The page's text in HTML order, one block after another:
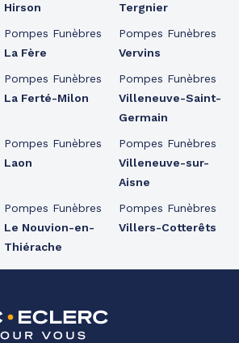
Hirson
Pompes Funèbres
La Fère
Pompes Funèbres
La Ferté-Milon
Pompes Funèbres
Laon
Pompes Funèbres
Le Nouvion-en-
Thiérache
Tergnier
Pompes Funèbres
Vervins
Pompes Funèbres
Villeneuve-Saint-
Germain
Pompes Funèbres
Villeneuve-sur-
Aisne
Pompes Funèbres
Villers-Cotterêts